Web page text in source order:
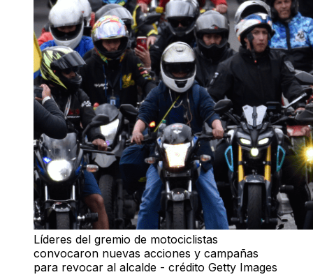
Líderes del gremio de motociclistas
convocaron nuevas acciones y campañas
para revocar al alcalde - crédito Getty Images